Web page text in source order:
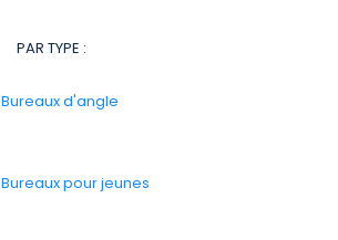
PAR TYPE :
Bureaux d'angle
Bureaux pour jeunes